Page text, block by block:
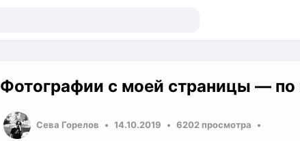
Фотографии с моей страницы — по
Сева Горелов 14.10.2019 6202 просмотра